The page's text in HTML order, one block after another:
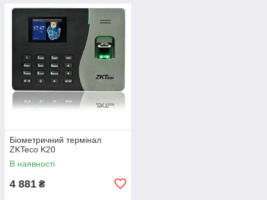
Біометричний термінал
ZKTeco K20
В наявності
4 881 ₴